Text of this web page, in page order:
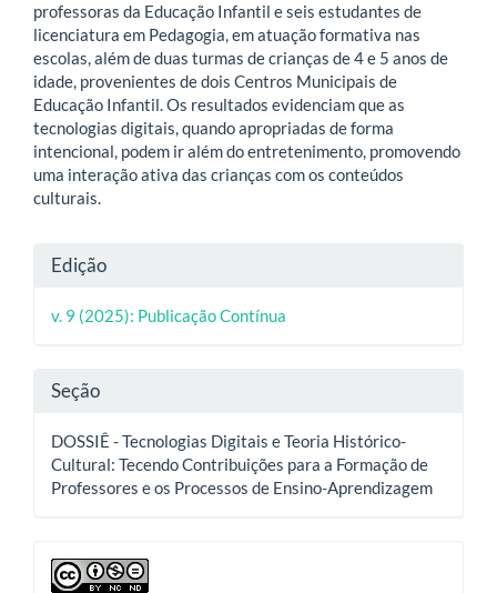
professoras da Educação Infantil e seis estudantes de
licenciatura em Pedagogia, em atuação formativa nas
escolas, além de duas turmas de crianças de 4 e 5 anos de
idade, provenientes de dois Centros Municipais de
Educação Infantil. Os resultados evidenciam que as
tecnologias digitais, quando apropriadas de forma
intencional, podem ir além do entretenimento, promovendo
uma interação ativa das crianças com os conteúdos
culturais.
Detalhes
do
artigo
Edição
v. 9 (2025): Publicação Contínua
Seção
DOSSIÊ - Tecnologias Digitais e Teoria Histórico-
Cultural: Tecendo Contribuições para a Formação de
Professores e os Processos de Ensino-Aprendizagem